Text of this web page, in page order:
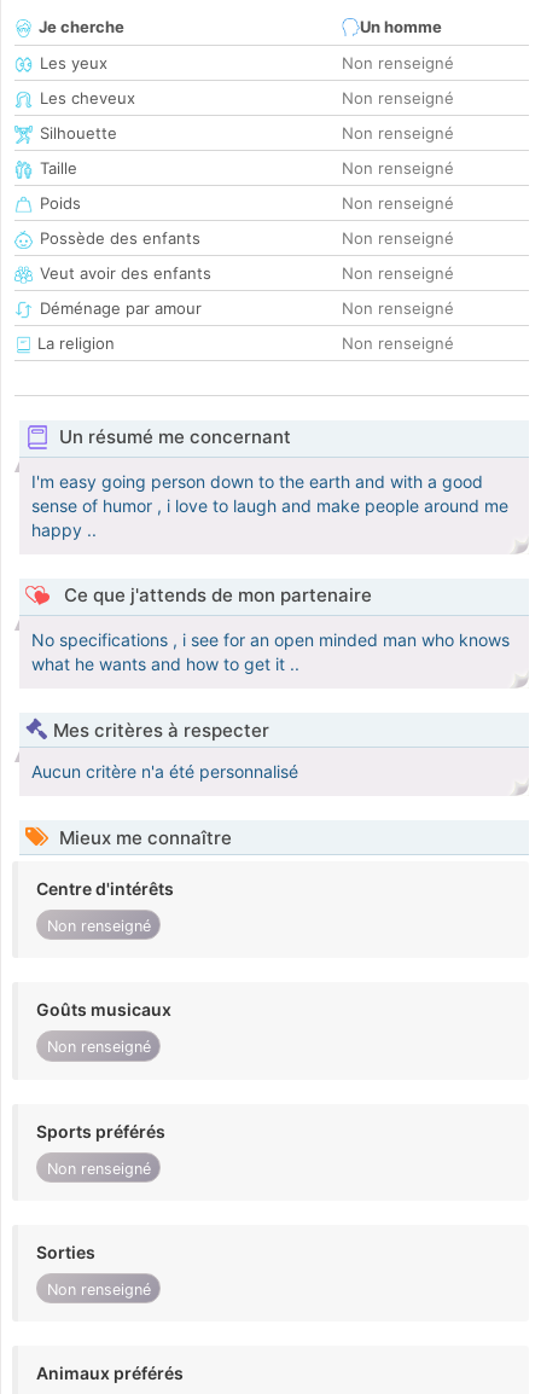
Je cherche
Un homme
Les yeux
Non renseigné
Les cheveux
Non renseigné
Silhouette
Non renseigné
Taille
Non renseigné
Poids
Non renseigné
Possède des enfants
Non renseigné
Veut avoir des enfants
Non renseigné
Déménage par amour
Non renseigné
La religion
Non renseigné
Un résumé me concernant
I'm easy going person down to the earth and with a good
sense of humor , i love to laugh and make people around me
happy ..
Ce que j'attends de mon partenaire
No specifications , i see for an open minded man who knows
what he wants and how to get it ..
Mes critères à respecter
Aucun critère n'a été personnalisé
Mieux me connaître
Centre d'intérêts
Non renseigné
Goûts musicaux
Non renseigné
Sports préférés
Non renseigné
Sorties
Non renseigné
Animaux préférés